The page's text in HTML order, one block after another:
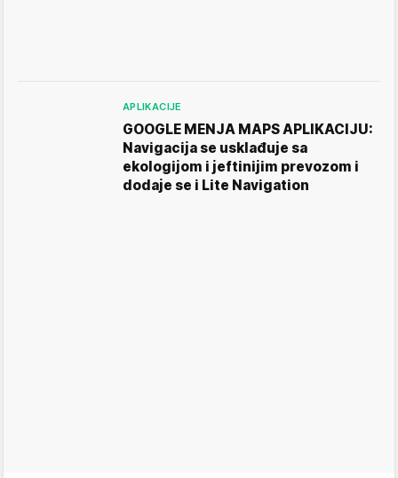
APLIKACIJE
GOOGLE MENJA MAPS APLIKACIJU:
Navigacija se usklađuje sa
ekologijom i jeftinijim prevozom i
dodaje se i Lite Navigation